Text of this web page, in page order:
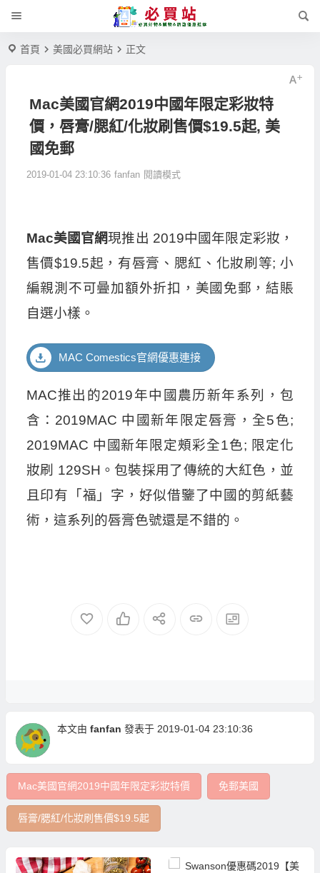
首頁 美國必買網站 正文
Mac美國官網2019中國年限定彩妝特
價，唇膏/腮紅/化妝刷售價$19.5起, 美
國免郵
2019-01-04 23:10:36 fanfan 閱讀模式
Mac美國官網現推出 2019中國年限定彩妝，
售價$19.5起，有唇膏、腮紅、化妝刷等; 小
編親測不可曡加額外折扣，美國免郵，結賬
自選小樣。
MAC Comestics官網優惠連接
MAC推出的2019年中國農历新年系列，包
含：2019MAC 中國新年限定唇膏，全5色;
2019MAC 中國新年限定頰彩全1色; 限定化
妝刷 129SH。包裝採用了傳統的大紅色，並
且印有「福」字，好似借鑒了中國的剪紙藝
術，這系列的唇膏色號還是不錯的。
本文由 fanfan 發表于 2019-01-04 23:10:36
Mac美國官網2019中國年限定彩妝特價 免郵美國
唇膏/腮紅/化妝刷售價$19.5起